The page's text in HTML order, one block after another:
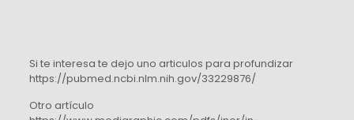
Si te interesa te dejo uno articulos para profundizar
https://pubmed.ncbi.nlm.nih.gov/33229876/
Otro artículo